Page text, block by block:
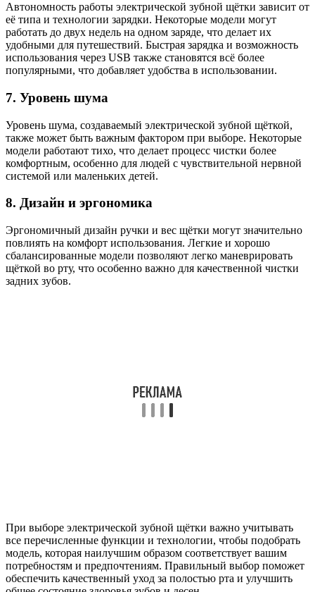
Автономность работы электрической зубной щётки зависит от
её типа и технологии зарядки. Некоторые модели могут
работать до двух недель на одном заряде, что делает их
удобными для путешествий. Быстрая зарядка и возможность
использования через USB также становятся всё более
популярными, что добавляет удобства в использовании.
7. Уровень шума
Уровень шума, создаваемый электрической зубной щёткой,
также может быть важным фактором при выборе. Некоторые
модели работают тихо, что делает процесс чистки более
комфортным, особенно для людей с чувствительной нервной
системой или маленьких детей.
8. Дизайн и эргономика
Эргономичный дизайн ручки и вес щётки могут значительно
повлиять на комфорт использования. Легкие и хорошо
сбалансированные модели позволяют легко маневрировать
щёткой во рту, что особенно важно для качественной чистки
задних зубов.
При выборе электрической зубной щётки важно учитывать
все перечисленные функции и технологии, чтобы подобрать
модель, которая наилучшим образом соответствует вашим
потребностям и предпочтениям. Правильный выбор поможет
обеспечить качественный уход за полостью рта и улучшить